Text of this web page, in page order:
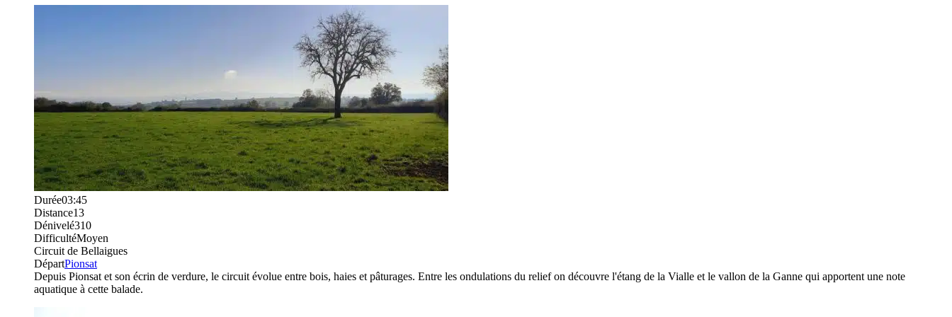
Durée03:45
Distance13
Dénivelé310
DifficultéMoyen
Circuit de Bellaigues
DépartPionsat
Depuis Pionsat et son écrin de verdure, le circuit évolue entre bois, haies et pâturages. Entre les ondulations du relief on découvre l'étang de la Vialle et le vallon de la Ganne qui apportent une note
aquatique à cette balade.